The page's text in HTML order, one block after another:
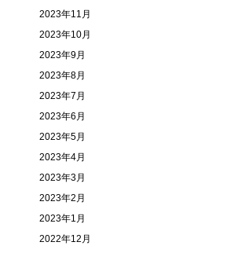
2023年11月
2023年10月
2023年9月
2023年8月
2023年7月
2023年6月
2023年5月
2023年4月
2023年3月
2023年2月
2023年1月
2022年12月